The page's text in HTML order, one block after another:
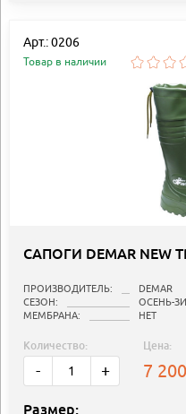
Арт.: 0206
Товар в наличии
САПОГИ DEMAR NEW
ПРОИЗВОДИТЕЛЬ:
DEMAR
СЕЗОН:
ОСЕНЬ-
МЕМБРАНА:
НЕТ
Количество:
- +
Цена:
7
Размер: